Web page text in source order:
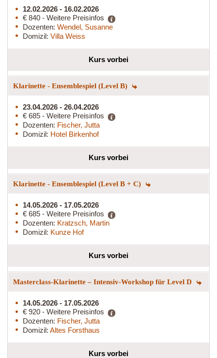
12.02.2026 - 16.02.2026
€ 840 - Weitere Preisinfos
Dozenten: Wendel, Susanne
Domizil: Villa Weiss
Kurs vorbei
Klarinette - Ensemblespiel (Level B)
23.04.2026 - 26.04.2026
€ 685 - Weitere Preisinfos
Dozenten: Fischer, Jutta
Domizil: Hotel Birkenhof
Kurs vorbei
Klarinette - Ensemblespiel (Level B + C)
14.05.2026 - 17.05.2026
€ 685 - Weitere Preisinfos
Dozenten: Kratzsch, Martin
Domizil: Kunze Hof
Kurs vorbei
Masterclass-Klarinette – Intensiv-Workshop für Level D
14.05.2026 - 17.05.2026
€ 920 - Weitere Preisinfos
Dozenten: Fischer, Jutta
Domizil: Altes Forsthaus
Kurs vorbei